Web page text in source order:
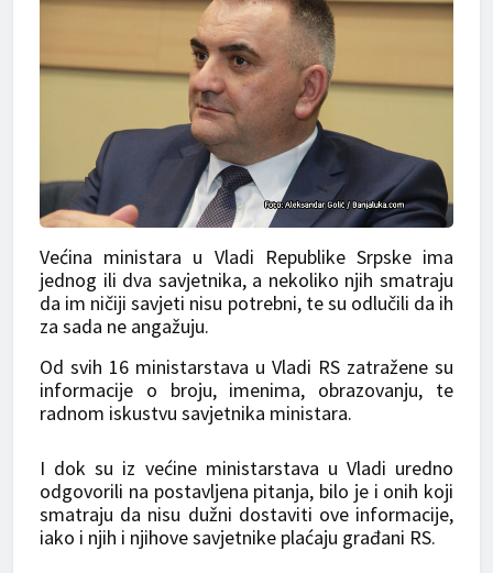
Većina ministara u Vladi Republike Srpske ima
jednog ili dva savjetnika, a nekoliko njih smatraju
da im ničiji savjeti nisu potrebni, te su odlučili da ih
za sada ne angažuju.
Od svih 16 ministarstava u Vladi RS zatražene su
informacije o broju, imenima, obrazovanju, te
radnom iskustvu savjetnika ministara.
I dok su iz većine ministarstava u Vladi uredno
odgovorili na postavljena pitanja, bilo je i onih koji
smatraju da nisu dužni dostaviti ove informacije,
iako i njih i njihove savjetnike plaćaju građani RS.